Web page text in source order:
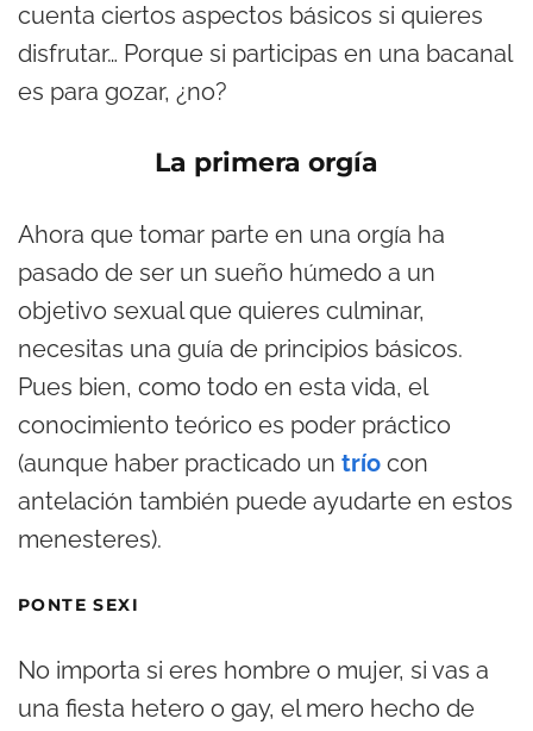
cuenta ciertos aspectos básicos si quieres
disfrutar… Porque si participas en una bacanal
es para gozar, ¿no?
La primera orgía
Ahora que tomar parte en una orgía ha
pasado de ser un sueño húmedo a un
objetivo sexual que quieres culminar,
necesitas una guía de principios básicos.
Pues bien, como todo en esta vida, el
conocimiento teórico es poder práctico
(aunque haber practicado un trío con
antelación también puede ayudarte en estos
menesteres).
PONTE SEXI
No importa si eres hombre o mujer, si vas a
una fiesta hetero o gay, el mero hecho de